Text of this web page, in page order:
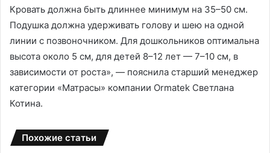
Кровать должна быть длиннее минимум на 35–50 см.
Подушка должна удерживать голову и шею на одной
линии с позвоночником. Для дошкольников оптимальна
высота около 5 см, для детей 8–12 лет — 7–10 см, в
зависимости от роста», — пояснила старший менеджер
категории «Матрасы» компании Ormatek Светлана
Котина.
Похожие статьи